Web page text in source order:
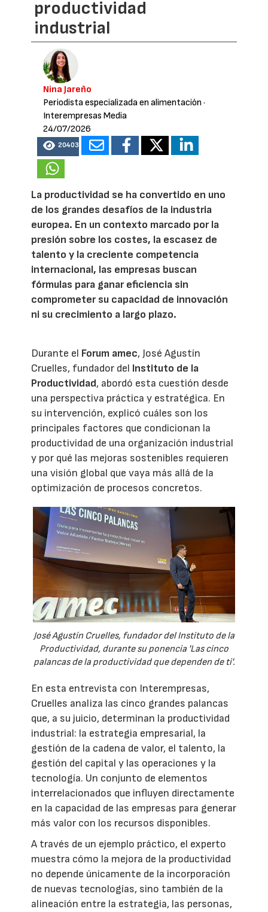
productividad
industrial
Nina Jareño
Periodista especializada en alimentación ·
Interempresas Media
24/07/2026
20403
La productividad se ha convertido en uno
de los grandes desafíos de la industria
europea. En un contexto marcado por la
presión sobre los costes, la escasez de
talento y la creciente competencia
internacional, las empresas buscan
fórmulas para ganar eficiencia sin
comprometer su capacidad de innovación
ni su crecimiento a largo plazo.
Durante el Forum amec, José Agustín
Cruelles, fundador del Instituto de la
Productividad, abordó esta cuestión desde
una perspectiva práctica y estratégica. En
su intervención, explicó cuáles son los
principales factores que condicionan la
productividad de una organización industrial
y por qué las mejoras sostenibles requieren
una visión global que vaya más allá de la
optimización de procesos concretos.
José Agustín Cruelles, fundador del Instituto de la
Productividad, durante su ponencia 'Las cinco
palancas de la productividad que dependen de ti'.
En esta entrevista con Interempresas,
Cruelles analiza las cinco grandes palancas
que, a su juicio, determinan la productividad
industrial: la estrategia empresarial, la
gestión de la cadena de valor, el talento, la
gestión del capital y las operaciones y la
tecnología. Un conjunto de elementos
interrelacionados que influyen directamente
en la capacidad de las empresas para generar
más valor con los recursos disponibles.
A través de un ejemplo práctico, el experto
muestra cómo la mejora de la productividad
no depende únicamente de la incorporación
de nuevas tecnologías, sino también de la
alineación entre la estrategia, las personas,